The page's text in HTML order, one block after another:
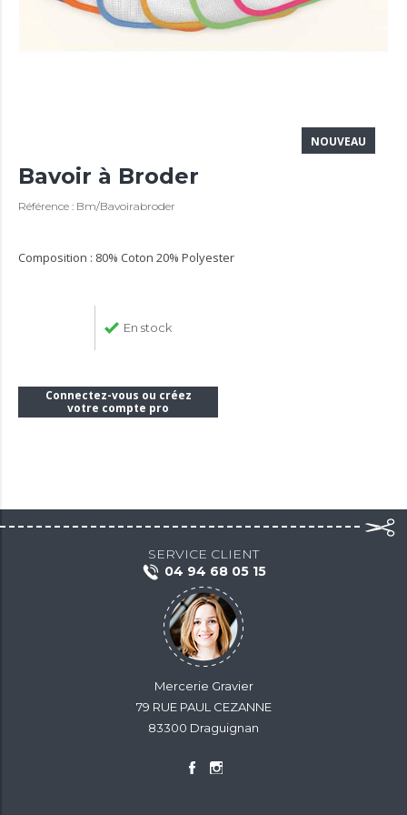
NOUVEAU
Bavoir à Broder
Référence : Bm/Bavoirabroder
Composition : 80% Coton 20% Polyester
En stock
Connectez-vous ou créez
votre compte pro
SERVICE CLIENT
04 94 68 05 15
Mercerie Gravier
79 RUE PAUL CEZANNE
83300 Draguignan